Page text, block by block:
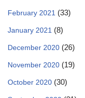
February 2021 (33)
January 2021 (8)
December 2020 (26)
November 2020 (19)
October 2020 (30)